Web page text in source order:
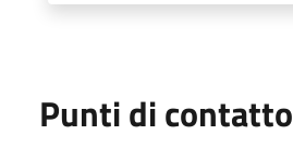
Punti di contatto